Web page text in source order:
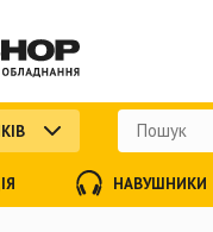
НАВУШНИКИ